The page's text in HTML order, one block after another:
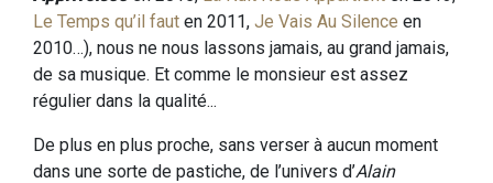
Le Temps qu’il faut en 2011, Je Vais Au Silence en
2010…), nous ne nous lassons jamais, au grand jamais,
de sa musique. Et comme le monsieur est assez
régulier dans la qualité...
De plus en plus proche, sans verser à aucun moment
dans une sorte de pastiche, de l’univers d’Alain